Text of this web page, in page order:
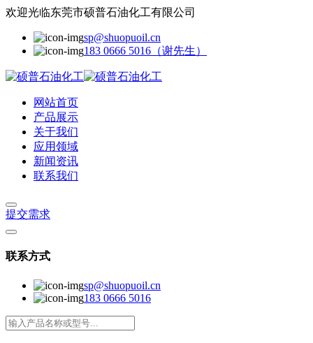
欢迎光临东莞市硕普石油化工有限公司
sp@shuopuoil.cn
183 0666 5016（谢先生）
网站首页
产品展示
关于我们
应用领域
新闻资讯
联系我们
提交需求
联系方式
sp@shuopuoil.cn
183 0666 5016